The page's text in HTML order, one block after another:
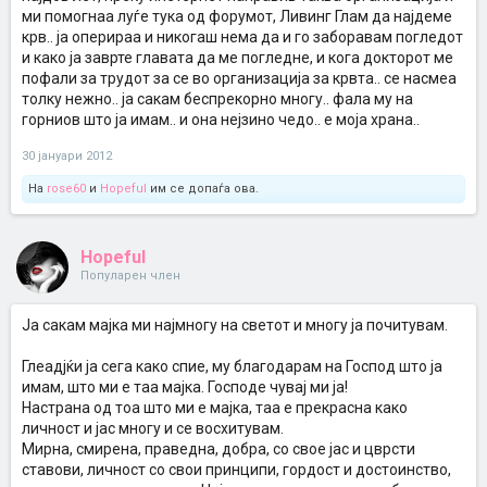
матурска прослава. Ја излажав жена ми дека треба да одам на
службен пат. После прославата, од љубопитност се вратив до
стариот дом.
Кога ме видоа соседите ми рекоа дека е веќе мртва. Ниту една
солза не пуштив. Ми дадоа едно писмо и ми рекоа дека е од
неа…
„Мил мој сине
Мислeв на тебе цело време.
Извини што така упаднав во твојата куќа и ти ги исплашив децата.
Ми беше драго дека си успеал во работата и дека ќе дојдеш на
Јас можеби нема ни да станам од креветот да те видам.
Жал ми е што секогаш те срамев и ти бев терет.
Кога беше мал се случи една несреќа и го изгуби едното око.
Како мајка не можев да поднесам да растеш со едно око.
Тогаш јас ти го дадов моето…
со тоа око…
Со љубов,
Секогаш за тебе”
Твојата мајка.
Преземено од:http://www.divianarts.com
ми помогнаа луѓе тука од форумот, Ливинг Глам да најдеме
крв.. ја оперираа и никогаш нема да и го заборавам погледот
и како ја заврте главата да ме погледне, и кога докторот ме
пофали за трудот за се во организација за крвта.. се насмеа
толку нежно.. ја сакам беспрекорно многу.. фала му на
горниов што ја имам.. и она нејзино чедо.. е моја храна..
30 јануари 2012
На rose60 и Hopeful им се допаѓа ова.
Hopeful
Популарен член
Ја сакам мајка ми најмногу на светот и многу ја почитувам.
Глеадјќи ја сега како спие, му благодарам на Господ што ја
имам, што ми е таа мајка. Господе чувај ми ја!
Настрана од тоа што ми е мајка, таа е прекрасна како
личност и јас многу и се восхитувам.
Мирна, смирена, праведна, добра, со свое јас и цврсти
ставови, личност со свои принципи, гордост и достоинство,